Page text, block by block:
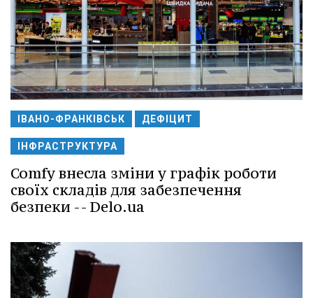
ІВАНО-ФРАНКІВСЬК ДЕФІЦИТ
ІНФРАСТРУКТУРА
Comfy внесла зміни у графік роботи
своїх складів для забезпечення
безпеки -- Delo.ua